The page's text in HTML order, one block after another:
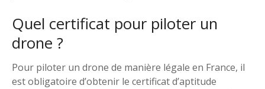
Quel certificat pour piloter un
drone ?
Pour piloter un drone de manière légale en France, il
est obligatoire d’obtenir le certificat d’aptitude